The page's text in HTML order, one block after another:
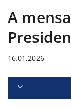
A
16.01.2026